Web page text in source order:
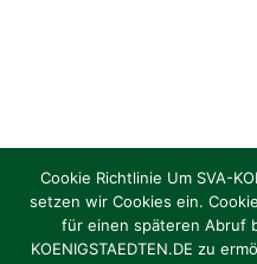
Cookie Richtlinie Um SVA-
setzen wir Cookies ein.
für einen späteren Abruf
KOENIGSTAEDTEN.DE zu